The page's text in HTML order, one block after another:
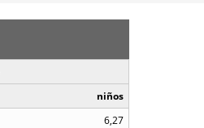
niños
6,27